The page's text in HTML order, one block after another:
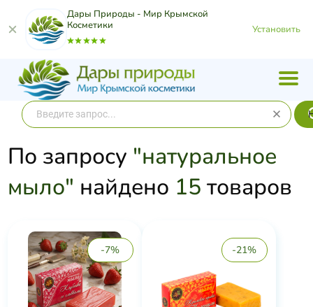
Дары Природы - Мир Крымской
Косметики
Установить
По запросу "натуральное
мыло" найдено 15 товаров
-7% -21%